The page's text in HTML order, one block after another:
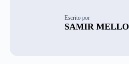
Escrito por
SAMIR MELLO